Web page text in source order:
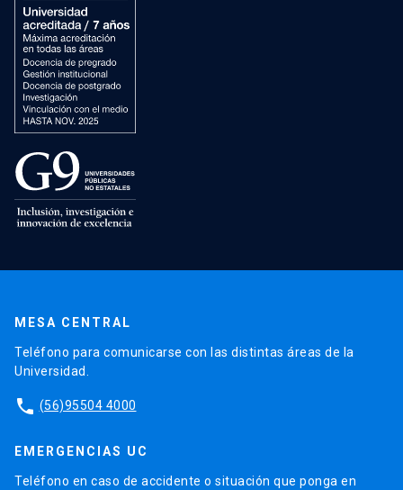
MESA CENTRAL
Teléfono para comunicarse con las distintas áreas de la
Universidad.
phone (56)95504 4000
EMERGENCIAS UC
Teléfono en caso de accidente o situación que ponga en